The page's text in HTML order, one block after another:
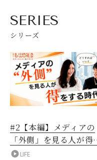
SERIES
シリーズ
#2【本編】メディアの
「外側」を見る人が得
する時代
LIFE